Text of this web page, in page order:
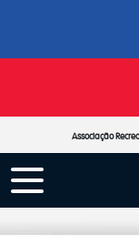
Associação